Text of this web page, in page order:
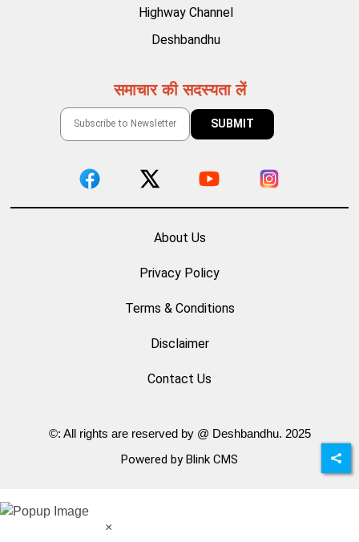
Highway Channel
Deshbandhu
समाचार की सदस्यता लें
About Us
Privacy Policy
Terms & Conditions
Disclaimer
Contact Us
©: All rights are reserved by @ Deshbandhu. 2025
Powered by Blink CMS
×